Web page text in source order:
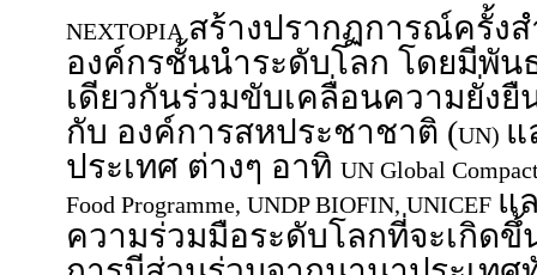
NEXTOPIA สร้างปรากฏการณ์ครั้ง
องค์กรชั้นนำระดับโลก โดยมีพั
เดียวกันร่วมขับเคลื่อนความยั่ง
กับ องค์การสหประชาชาติ (UN) แ
ประเทศ ต่างๆ อาทิ UN Global
Food Programme, UNDP BIOFIN, UNICEF แ
ความร่วมมือระดับโลกที่จะเกิดขึ้